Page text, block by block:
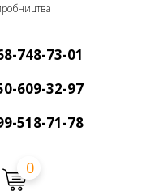
748-73-01
609-32-97
518-71-78
0